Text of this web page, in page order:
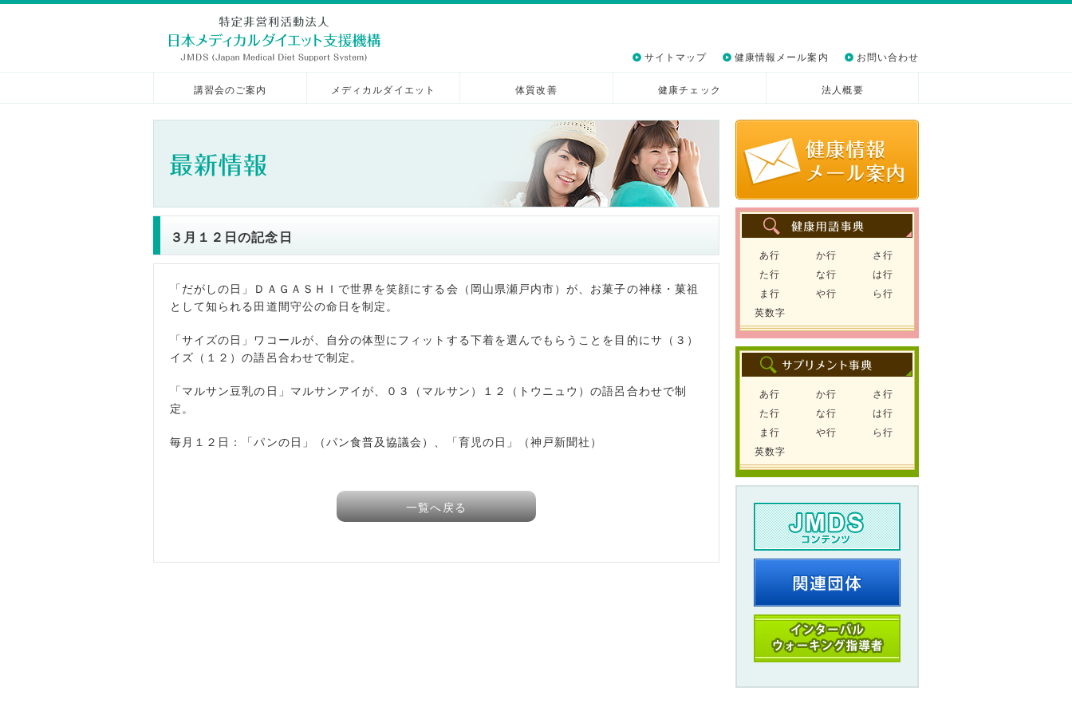
サイトマップ 健康情報メール案内 お問い合わせ
講習会のご案内 メディカルダイエット 体質改善 健康チェック 法人概要
３月１２日の記念日
「だがしの日」ＤＡＧＡＳＨＩで世界を笑顔にする会（岡山県瀬戸内市）が、お菓子の神様・菓祖
として知られる田道間守公の命日を制定。
「サイズの日」ワコールが、自分の体型にフィットする下着を選んでもらうことを目的にサ（３）
イズ（１２）の語呂合わせで制定。
「マルサン豆乳の日」マルサンアイが、０３（マルサン）１２（トウニュウ）の語呂合わせで制
定。
毎月１２日：「パンの日」（パン食普及協議会）、「育児の日」（神戸新聞社）
一覧へ戻る
あ行 か行
さ行
た行
な行
は行
ま行
や行
ら行
英数字
あ行 か行
さ行
た行
な行
は行
ま行
や行
ら行
英数字